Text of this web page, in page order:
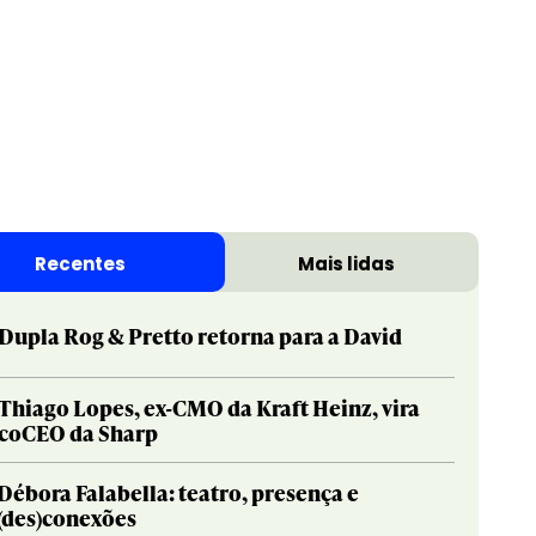
Social & Creator
Sustainable Development Goals
PR
Sustainable Development Goals
Recentes Mais lidas
Rog & Pretto retorna para a David
Lopes, ex-CMO da Kraft Heinz, vira
da Sharp
Falabella: teatro, presença e